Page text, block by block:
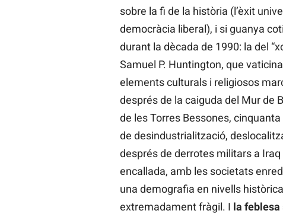
sobre la fi de la història (l’èxit
democràcia liberal), i si guanya
durant la dècada de 1990: la del
Samuel P. Huntington, que
elements culturals i religiosos
després de la caiguda del Mur de
de les Torres Bessones,
de desindustrialització,
després de derrotes militars a
encallada, amb les societats
una demografia en nivells
extremadament fràgil. I la